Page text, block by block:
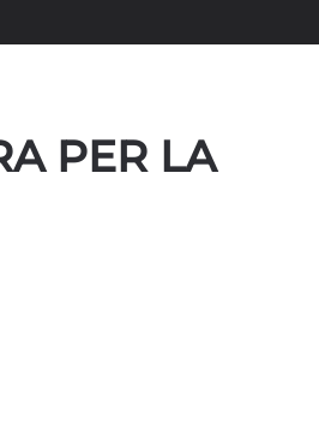
PER LA